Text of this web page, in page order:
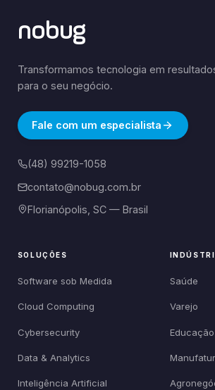
nobug
Transformamos tecnologia em
para o seu negócio.
Fale com um especialista
(48) 99219-1058
contato@nobug.com.br
Florianópolis, SC — Brasil
SOLUÇÕES
Software sob Medida
Cloud Computing
Cybersecurity
Data & Analytics
Inteligência Artificial
Saúde
Varejo
Educação